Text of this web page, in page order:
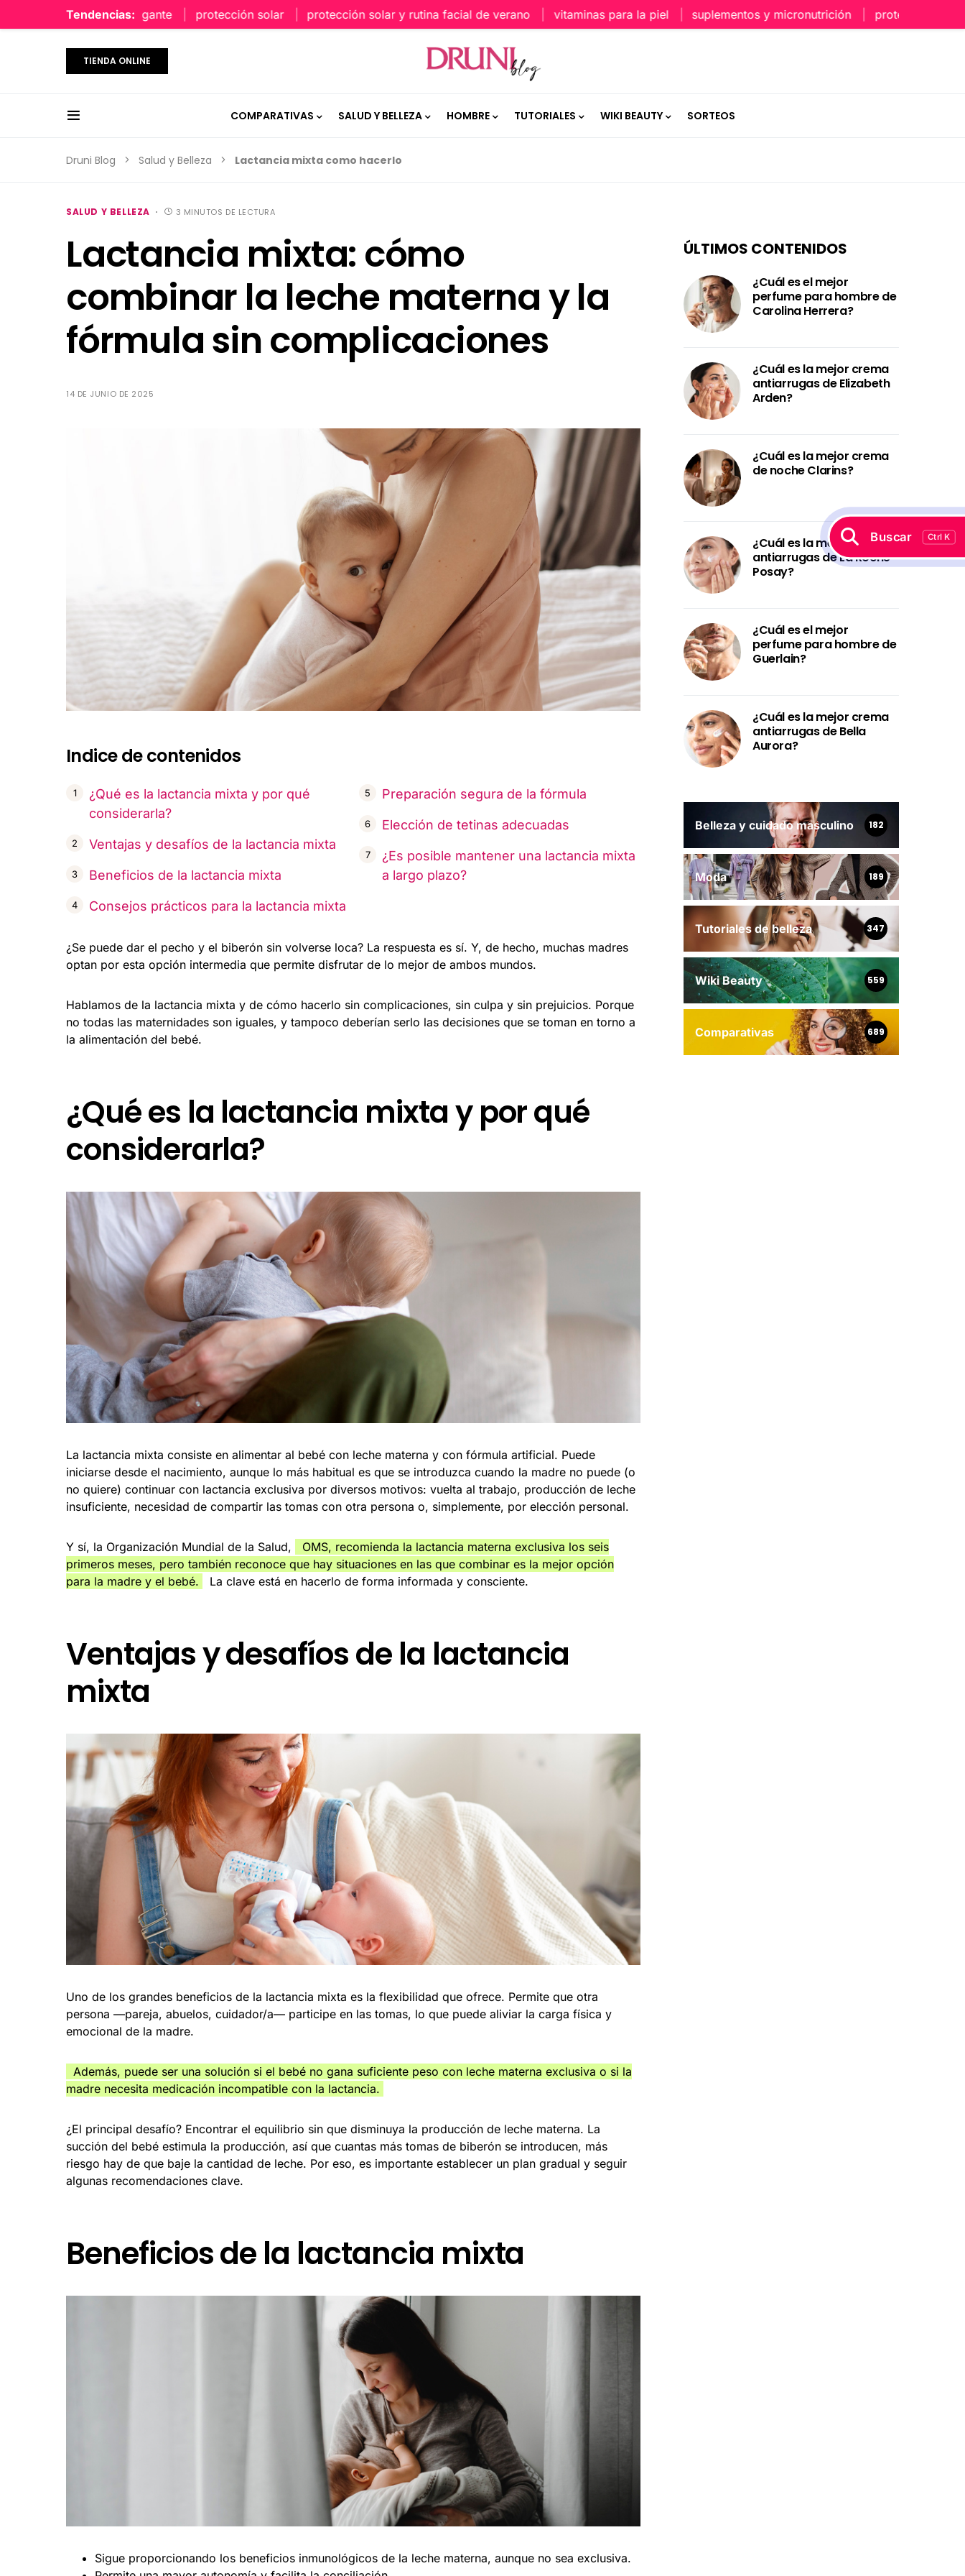
Tendencias:
perfume limpio y elegante protección solar protección solar y rutina facial de verano vitaminas para la piel suplementos y micronutrición protección capilar en
TIENDA ONLINE
COMPARATIVAS SALUD Y BELLEZA HOMBRE TUTORIALES WIKI BEAUTY SORTEOS
Druni Blog Salud y Belleza Lactancia mixta como hacerlo
SALUD Y BELLEZA 3 MINUTOS DE LECTURA
Lactancia mixta: cómo
combinar la leche materna y la
fórmula sin complicaciones
14 DE JUNIO DE 2025
Indice de contenidos
¿Qué es la lactancia mixta y por qué
considerarla?
Ventajas y desafíos de la lactancia mixta
Beneficios de la lactancia mixta
Consejos prácticos para la lactancia mixta
Preparación segura de la fórmula
Elección de tetinas adecuadas
¿Es posible mantener una lactancia mixta
a largo plazo?
¿Se puede dar el pecho y el biberón sin volverse loca? La respuesta es sí. Y, de hecho, muchas madres
optan por esta opción intermedia que permite disfrutar de lo mejor de ambos mundos.
Hablamos de la lactancia mixta y de cómo hacerlo sin complicaciones, sin culpa y sin prejuicios. Porque
no todas las maternidades son iguales, y tampoco deberían serlo las decisiones que se toman en torno a
la alimentación del bebé.
¿Qué es la lactancia mixta y por qué
considerarla?
La lactancia mixta consiste en alimentar al bebé con leche materna y con fórmula artificial. Puede
iniciarse desde el nacimiento, aunque lo más habitual es que se introduzca cuando la madre no puede (o
no quiere) continuar con lactancia exclusiva por diversos motivos: vuelta al trabajo, producción de leche
insuficiente, necesidad de compartir las tomas con otra persona o, simplemente, por elección personal.
Y sí, la Organización Mundial de la Salud,
OMS, recomienda la lactancia materna exclusiva los seis
primeros meses, pero también reconoce que hay situaciones en las que combinar es la mejor opción
para la madre y el bebé.
La clave está en hacerlo de forma informada y consciente.
Ventajas y desafíos de la lactancia
mixta
Uno de los grandes beneficios de la lactancia mixta es la flexibilidad que ofrece. Permite que otra
persona —pareja, abuelos, cuidador/a— participe en las tomas, lo que puede aliviar la carga física y
emocional de la madre.
Además, puede ser una solución si el bebé no gana suficiente peso con leche materna exclusiva o si la
madre necesita medicación incompatible con la lactancia.
¿El principal desafío? Encontrar el equilibrio sin que disminuya la producción de leche materna. La
succión del bebé estimula la producción, así que cuantas más tomas de biberón se introducen, más
riesgo hay de que baje la cantidad de leche. Por eso, es importante establecer un plan gradual y seguir
algunas recomendaciones clave.
Beneficios de la lactancia mixta
Sigue proporcionando los beneficios inmunológicos de la leche materna, aunque no sea exclusiva.
ÚLTIMOS CONTENIDOS
¿Cuál es el mejor
perfume para hombre de
Carolina Herrera?
¿Cuál es la mejor crema
antiarrugas de Elizabeth
Arden?
¿Cuál es la mejor crema
de noche Clarins?
¿Cuál es la mejor crema
antiarrugas de La Roche-
Posay?
¿Cuál es el mejor
perfume para hombre de
Guerlain?
¿Cuál es la mejor crema
antiarrugas de Bella
Aurora?
Belleza y cuidado masculino 182
Moda 189
Tutoriales de belleza 347
Wiki Beauty 559
Comparativas 689
Buscar Ctrl K